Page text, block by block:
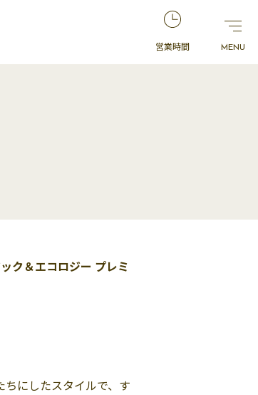
営業時間
ク＆エコロジー プレミ
にしたスタイルで、す